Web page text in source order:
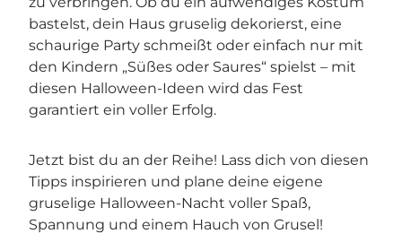
bastelst, dein Haus gruselig dekorierst, eine
schaurige Party schmeißt oder einfach nur mit
den Kindern „Süßes oder Saures“ spielst – mit
diesen Halloween-Ideen wird das Fest
garantiert ein voller Erfolg.
Jetzt bist du an der Reihe! Lass dich von diesen
Tipps inspirieren und plane deine eigene
gruselige Halloween-Nacht voller Spaß,
Spannung und einem Hauch von Grusel!